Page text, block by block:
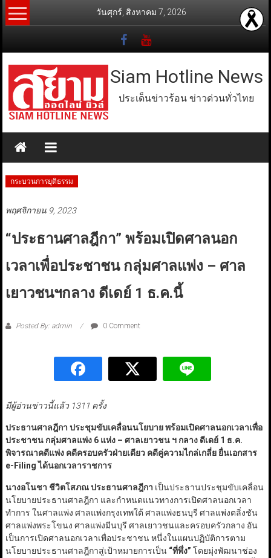
Skip
to
วันศุกร์, สิงหาคม 7, 2026
Siam Hotline News
ประเด็นข่าวร้อน ข่าวด่วนทั่วไทย
กระบวนการยุติธรรม
พฤศจิกายน 9, 2023
“ประธานศาลฎีกา” พร้อมเปิดศาลนอก
เวลาเพื่อประชาชน กลุ่มศาลแพ่ง – ศาล
เยาวชนฯกลาง ดีเดย์ 1 ธ.ค.นี้
Posted By: admin 0 Comment
มีผู้อ่านข่าวนี้แล้ว 1311 ครั้ง
ประธานศาลฎีกา ประชุมขับเคลื่อนนโยบาย พร้อมเปิดศาลนอกเวลาเพื่อ
ประชาชน กลุ่มศาลแพ่ง 6 แห่ง – ศาลเยาวชน ฯ กลาง ดีเดย์ 1 ธ.ค.
พิจารณาคดีแพ่ง คดีครอบครัวฝ่ายเดียว คดีคู่ความไกล่เกลี่ย ยื่นเอกสาร
e-Filing ได้นอกเวลาราชการ
นางอโนชา ชีวิตโสภณ ประธานศาลฎีกา เป็นประธานประชุมขับเคลื่อน
นโยบายประธานศาลฎีกา และกำหนดแนวทางการเปิดศาลนอกเวลา
ทำการ ในศาลแพ่ง ศาลแพ่งกรุงเทพใต้ ศาลแพ่งธนบุรี ศาลแพ่งตลิ่งชัน
ศาลแพ่งพระโขนง ศาลแพ่งมีนบุรี ศาลเยาวชนและครอบครัวกลาง อัน
เป็นการเปิดศาลนอกเวลาเพื่อประชาชน หนึ่งในแผนปฏิบัติการตาม
นโยบายประธานศาลฎีกาสู่เป้าหมายการเป็น “ที่พึ่ง” โดยมุ่งพัฒนาช่อง